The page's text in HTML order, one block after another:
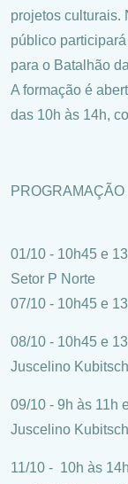
projetos culturais.
público
para o Batalhão
A formação é
das 10h às 14h,
PROGRAMAÇÃO
01/10 - 10h45 e
Setor P Norte
07/10 - 10h45 e
08/10 - 10h45 e
Juscelino
09/10 - 9h às 11h
Juscelino
11/10 - 10h às